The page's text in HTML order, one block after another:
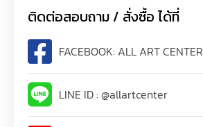
ติดต่อสอบถาม / สั่งซื้อ ได้ที่
FACEBOOK: ALL ART CENTER
LINE ID : @allartcenter